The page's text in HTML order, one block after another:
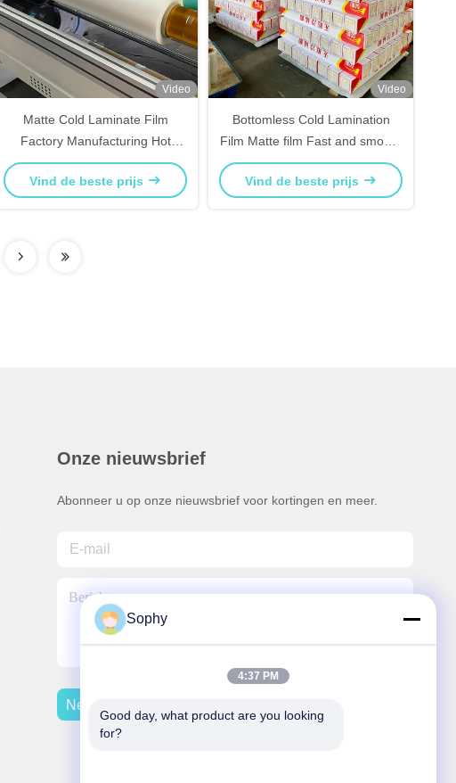
Video
Matte Cold Laminate Film
Factory Manufacturing Hot
Selling Easy To Operate
Vind de beste prijs
Video
Bottomless Cold Lamination
Film Matte film Fast and smooth
Hot Selling
Vind de beste prijs
Onze nieuwsbrief
Abonneer u op onze nieuwsbrief voor kortingen en meer.
Neem Contact Met Ons Op
Sophy
4:37 PM
Good day, what product are you looking
for?